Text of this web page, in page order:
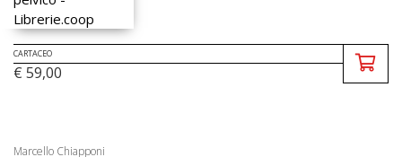
CARTACEO
€ 59,00
Marcello Chiapponi